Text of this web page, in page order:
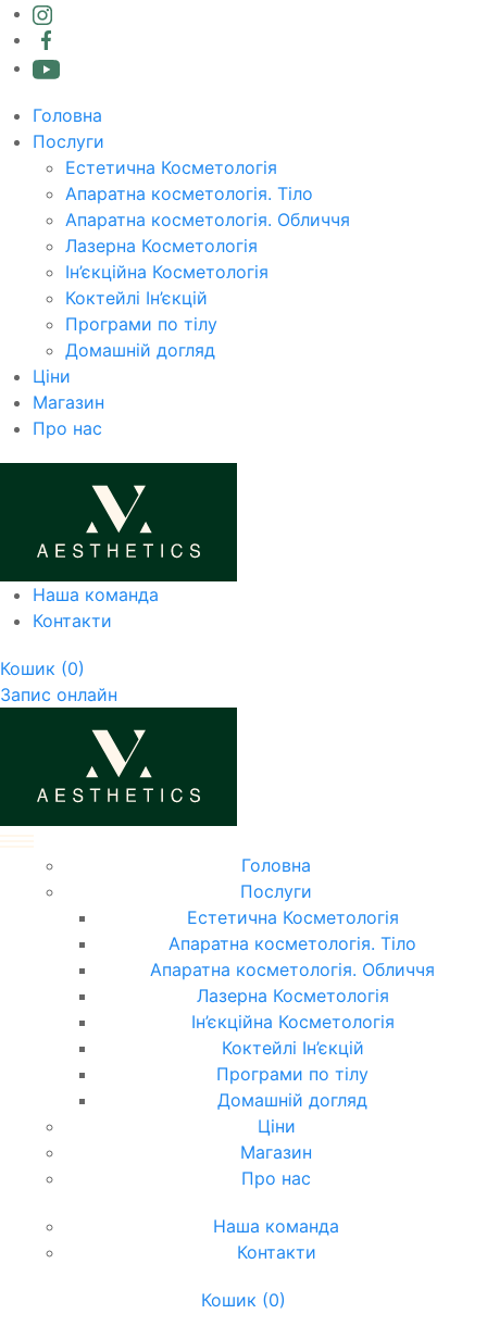
Головна
Послуги
Естетична Косметологія
Апаратна косметологія. Тіло
Апаратна косметологія. Обличчя
Лазерна Косметологія
Ін’єкційна Косметологія
Коктейлі Ін’єкцій
Програми по тілу
Домашній догляд
Ціни
Магазин
Про нас
Наша команда
Контакти
Кошик (0)
Запис онлайн
Головна
Послуги
Естетична Косметологія
Апаратна косметологія. Тіло
Апаратна косметологія. Обличчя
Лазерна Косметологія
Ін’єкційна Косметологія
Коктейлі Ін’єкцій
Програми по тілу
Домашній догляд
Ціни
Магазин
Про нас
Наша команда
Контакти
Кошик (0)